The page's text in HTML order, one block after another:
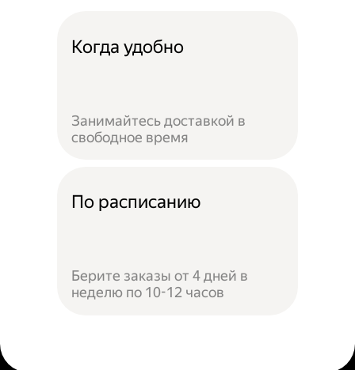
Когда удобно
Занимайтесь доставкой в
свободное время
По расписанию
Берите заказы от 4 дней в
неделю по 10-12 часов